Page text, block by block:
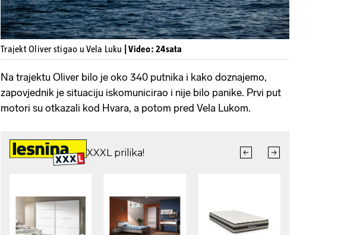
Trajekt Oliver stigao u Vela Luku | Video: 24sata
Na trajektu Oliver bilo je oko 340 putnika i kako doznajemo,
zapovjednik je situaciju iskomunicirao i nije bilo panike. Prvi put
motori su otkazali kod Hvara, a potom pred Vela Lukom.